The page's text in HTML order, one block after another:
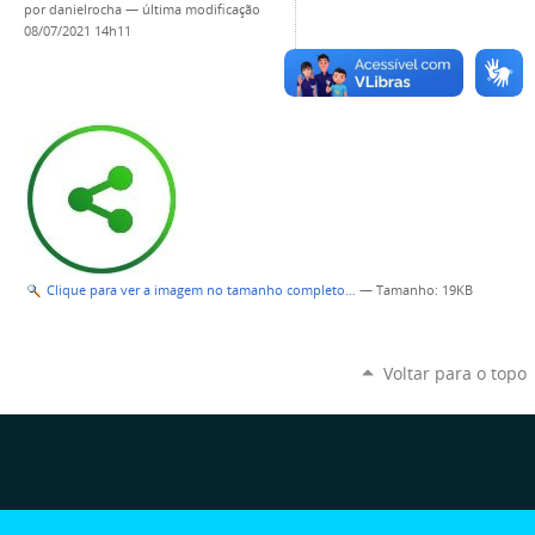
pordanielrocha — última modificação
08/07/2021 14h11
Clique para ver a imagem no tamanho completo… — Tamanho: 19KB
Voltar para o topo